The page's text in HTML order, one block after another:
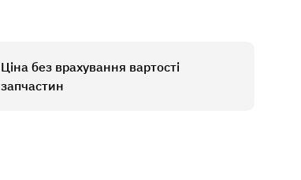
Ціна без врахування вартості
запчастин